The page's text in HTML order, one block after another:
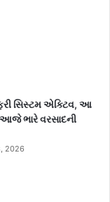
સિસ્ટમ એક્ટિવ, આ
આજે ભારે વરસાદની
2026